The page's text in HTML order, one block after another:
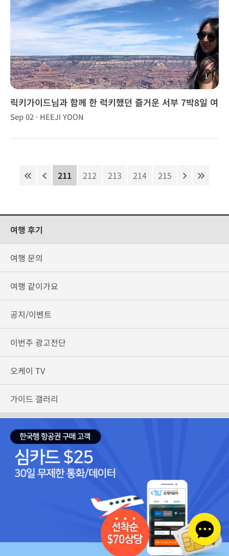
1
릭키가이드님과 함께 한 럭키했던 즐거운 서부 7박8일 여
행!
Sep 02 · HEEJI YOON
211 212 213 214 215
여행 후기
여행 문의
여행 같이가요
공지/이벤트
이번주 광고전단
오케이 TV
가이드 갤러리